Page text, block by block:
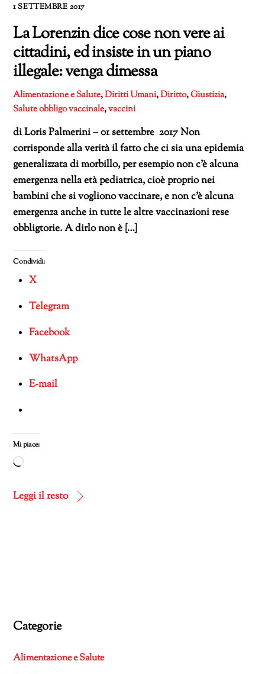
1 SETTEMBRE 2017
La Lorenzin dice cose non vere ai
cittadini, ed insiste in un piano
illegale: venga dimessa
Alimentazione e Salute,Diritti Umani,Diritto,Giustizia,
Saluteobbligo vaccinale,vaccini
di Loris Palmerini – 01 settembre 2017 Non
corrisponde alla verità il fatto che ci sia una epidemia
generalizzata di morbillo, per esempio non c’è alcuna
emergenza nella età pediatrica, cioè proprio nei
bambini che si vogliono vaccinare, e non c’è alcuna
emergenza anche in tutte le altre vaccinazioni rese
obbligtorie. A dirlo non è […]
Condividi:
X
Telegram
Facebook
WhatsApp
E-mail
Mi piace:
Caricamento
corso…
Leggi il resto
Categorie
Alimentazione e Salute